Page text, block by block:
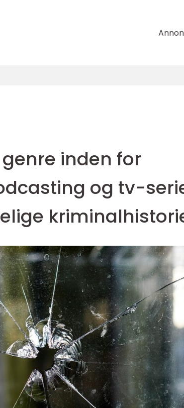
inden for
og tv-